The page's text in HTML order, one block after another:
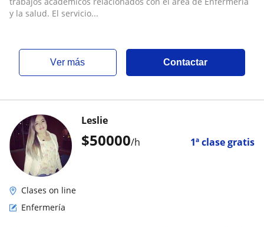
y la salud. El servicio...
ver más Contactar
$50000/h 1ª clase gratis
Leslie
Clases on line
Enfermería